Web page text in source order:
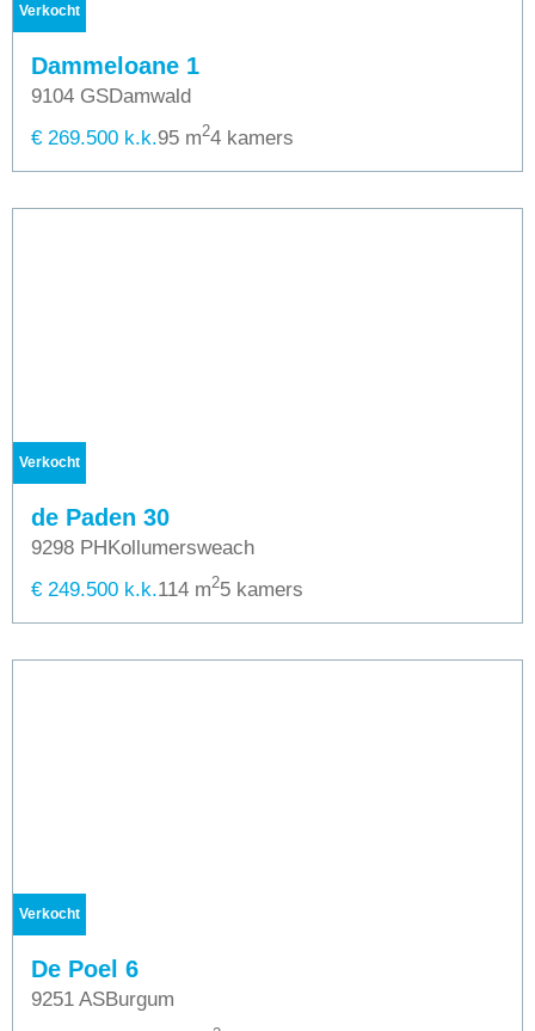
Verkocht
Dammeloane 1
9104 GSDamwald
€ 269.500 k.k.95 m24 kamers
Verkocht
de Paden 30
9298 PHKollumersweach
€ 249.500 k.k.114 m25 kamers
Verkocht
De Poel 6
9251 ASBurgum